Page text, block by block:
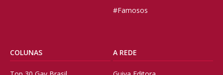
#Famosos
COLUNAS A REDE